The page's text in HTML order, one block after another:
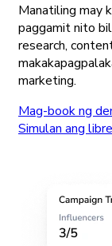
Manatiling may
paggamit nito
research,
marketing.
Mag-book ng
Simulan ang